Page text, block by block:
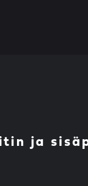
ja